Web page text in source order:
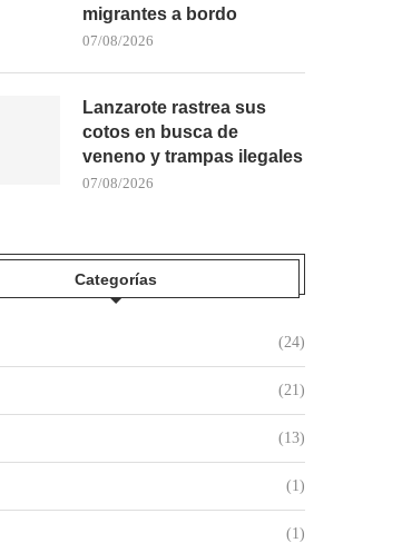
migrantes a bordo
07/08/2026
Lanzarote rastrea sus
cotos en busca de
veneno y trampas ilegales
07/08/2026
Categorías
(24)
(21)
(13)
(1)
(1)